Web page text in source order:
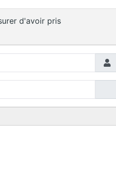
d'avoir pris